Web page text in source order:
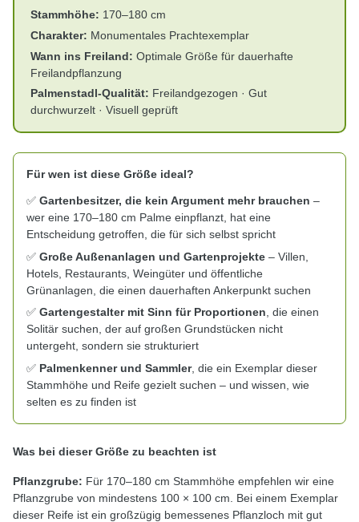
Stammhöhe: 170–180 cm
Charakter: Monumentales Prachtexemplar
Wann ins Freiland: Optimale Größe für dauerhafte
Freilandpflanzung
Palmenstadl-Qualität: Freilandgezogen · Gut
durchwurzelt · Visuell geprüft
Für wen ist diese Größe ideal?
✅ Gartenbesitzer, die kein Argument mehr brauchen –
wer eine 170–180 cm Palme einpflanzt, hat eine
Entscheidung getroffen, die für sich selbst spricht
✅ Große Außenanlagen und Gartenprojekte – Villen,
Hotels, Restaurants, Weingüter und öffentliche
Grünanlagen, die einen dauerhaften Ankerpunkt suchen
✅ Gartengestalter mit Sinn für Proportionen , die einen
Solitär suchen, der auf großen Grundstücken nicht
untergeht, sondern sie strukturiert
✅ Palmenkenner und Sammler, die ein Exemplar dieser
Stammhöhe und Reife gezielt suchen – und wissen, wie
selten es zu finden ist
Was bei dieser Größe zu beachten ist
Pflanzgrube: Für 170–180 cm Stammhöhe empfehlen wir eine
Pflanzgrube von mindestens 100 × 100 cm. Bei einem Exemplar
dieser Reife ist ein großzügig bemessenes Pflanzloch mit gut